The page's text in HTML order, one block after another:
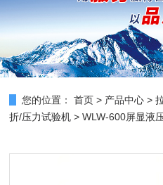
您的位置： 首页 > 产品中心 >
折/压力试验机 > WLW-600屏显液